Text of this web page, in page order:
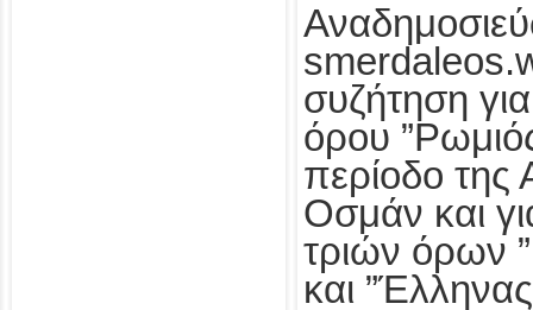
συζήτηση
όρου
περίοδο της
Οσμάν και
τριών όρων
και